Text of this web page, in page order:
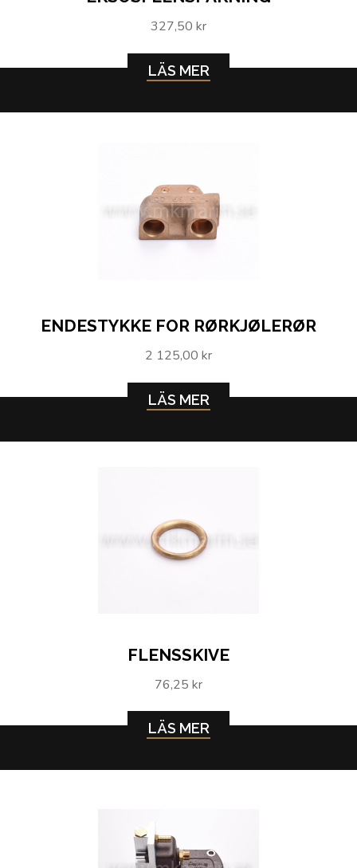
327,50 kr
LÄS MER
ENDESTYKKE FOR RØRKJØLERØR
2 125,00 kr
LÄS MER
FLENSSKIVE
76,25 kr
LÄS MER